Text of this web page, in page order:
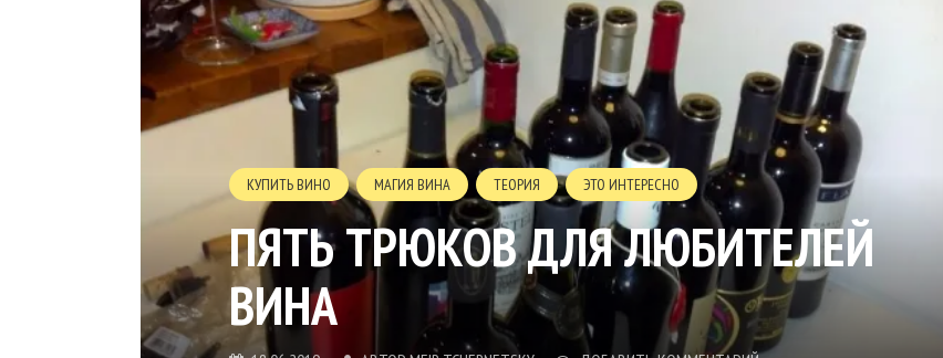
КУПИТЬ ВИНО МАГИЯ ВИНА ТЕОРИЯ ЭТО ИНТЕРЕСНО
ПЯТЬ ТРЮКОВ ДЛЯ ЛЮБИТЕЛЕЙ
ВИНА